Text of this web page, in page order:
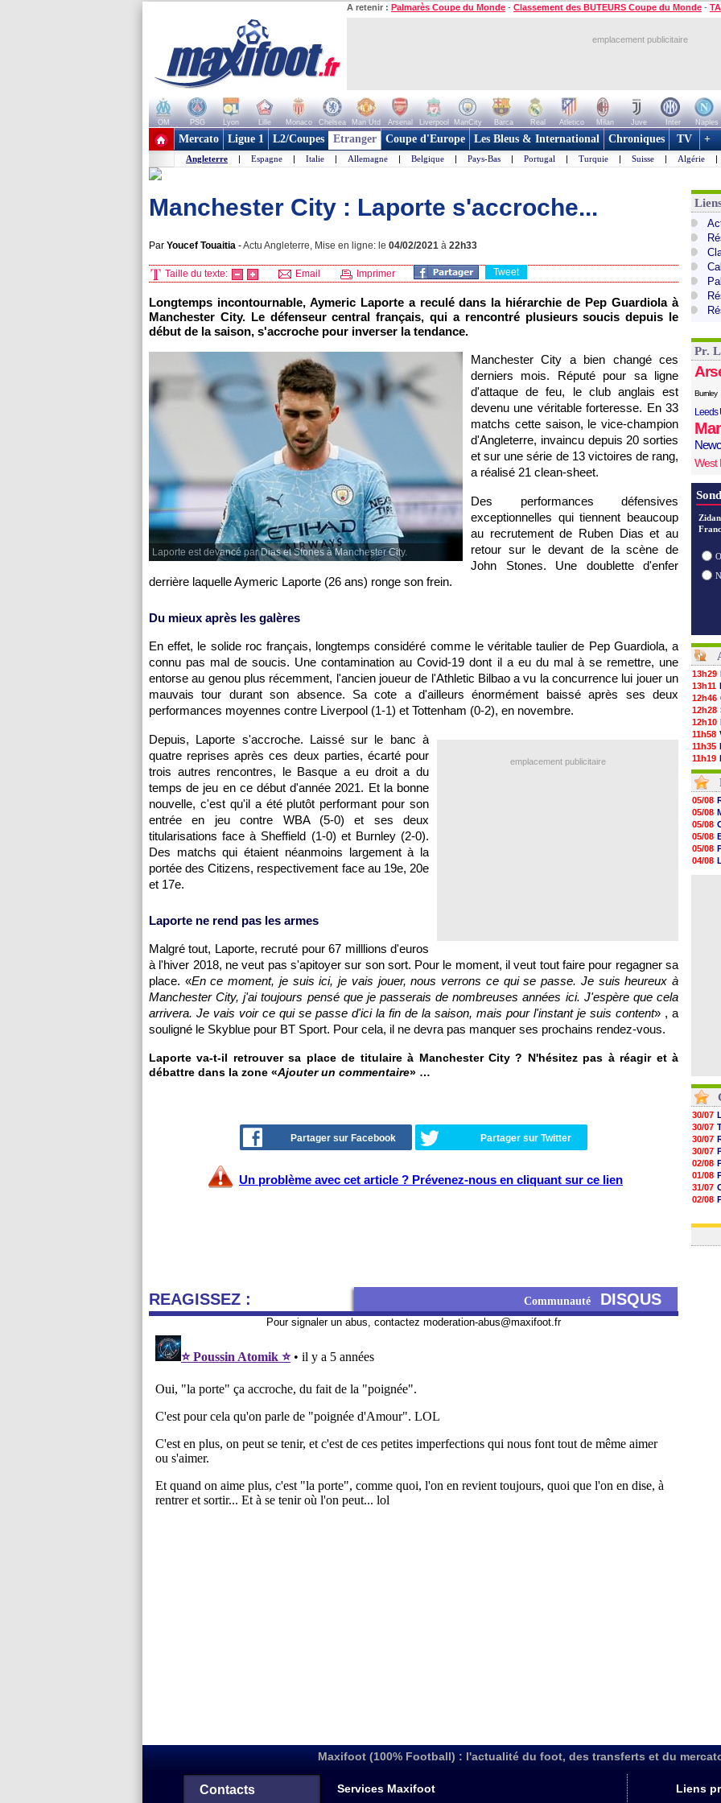
A retenir : Palmarès Coupe du Monde - Classement des BUTEURS Coupe du Monde -
emplacement publicitaire
OM PSG Lyon Lille Monaco Chelsea Man Utd Arsenal Liverpool ManCity Barca Real Atletico Milan Juve Inter Naples
+ de clubs
Mercato Ligue 1 L2/Coupes Etranger Coupe d'Europe Les Bleus & International Chroniques TV +
Angleterre | Espagne | Italie | Allemagne | Belgique | Pays-Bas | Portugal | Turquie | Suisse | Algérie |
Manchester City : Laporte s'accroche...
Par Youcef Touaitia -Actu Angleterre, Mise en ligne: le 04/02/2021 à 22h33
Taille du texte: Email Imprimer Tweet
Longtemps incontournable, Aymeric Laporte a reculé dans la hiérarchie de Pep Guardiola à
Manchester City. Le défenseur central français, qui a rencontré plusieurs soucis depuis le
début de la saison, s'accroche pour inverser la tendance.
Laporte est devancé par Dias et Stones à Manchester City.
Manchester City a bien changé ces
derniers mois. Réputé pour sa ligne
d'attaque de feu, le club anglais est
devenu une véritable forteresse. En 33
matchs cette saison, le vice-champion
d'Angleterre, invaincu depuis 20 sorties
et sur une série de 13 victoires de rang,
a réalisé 21 clean-sheet.
Des performances défensives
exceptionnelles qui tiennent beaucoup
au recrutement de Ruben Dias et au
retour sur le devant de la scène de
John Stones. Une doublette d'enfer
derrière laquelle Aymeric Laporte (26 ans) ronge son frein.
Du mieux après les galères
En effet, le solide roc français, longtemps considéré comme le véritable taulier de Pep Guardiola, a
connu pas mal de soucis. Une contamination au Covid-19 dont il a eu du mal à se remettre, une
entorse au genou plus récemment, l'ancien joueur de l'Athletic Bilbao a vu la concurrence lui jouer un
mauvais tour durant son absence. Sa cote a d'ailleurs énormément baissé après ses deux
performances moyennes contre Liverpool (1-1) et Tottenham (0-2), en novembre.
emplacement publicitaire
Depuis, Laporte s'accroche. Laissé sur le banc à
quatre reprises après ces deux parties, écarté pour
trois autres rencontres, le Basque a eu droit a du
temps de jeu en ce début d'année 2021. Et la bonne
nouvelle, c'est qu'il a été plutôt performant pour son
entrée en jeu contre WBA (5-0) et ses deux
titularisations face à Sheffield (1-0) et Burnley (2-0).
Des matchs qui étaient néanmoins largement à la
portée des Citizens, respectivement face au 19e, 20e
et 17e.
Laporte ne rend pas les armes
Malgré tout, Laporte, recruté pour 67 milllions d'euros
à l'hiver 2018, ne veut pas s'apitoyer sur son sort. Pour le moment, il veut tout faire pour regagner sa
place. «En ce moment, je suis ici, je vais jouer, nous verrons ce qui se passe. Je suis heureux à
Manchester City, j'ai toujours pensé que je passerais de nombreuses années ici. J'espère que cela
arrivera. Je vais voir ce qui se passe d'ici la fin de la saison, mais pour l'instant je suis content» , a
souligné le Skyblue pour BT Sport. Pour cela, il ne devra pas manquer ses prochains rendez-vous.
Laporte va-t-il retrouver sa place de titulaire à Manchester City ? N'hésitez pas à réagir et à
débattre dans la zone «Ajouter un commentaire» …
Partager sur Facebook Partager sur Twitter
Un problème avec cet article ? Prévenez-nous en cliquant sur ce lien
REAGISSEZ : Communauté DISQUS
Pour signaler un abus, contactez moderation-abus@maxifoot.fr
Pr.
Burnley
Leeds
West
13h29
13h11
12h46
12h28
12h10
11h58
11h35
11h19
11h07
10h53
10h36
10h13
09h51
09h32
09h11
08h57
08h39
05/08
05/08
05/08
05/08
05/08
04/08
30/07
30/07
30/07
30/07
02/08
01/08
31/07
02/08
03/08
Maxifoot (100% Football) : l'actualité du foot, des transferts et du
Contacts Services Maxifoot Liens